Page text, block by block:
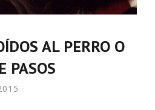
AL PERRO O
PASOS